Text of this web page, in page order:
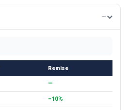
—
Remise
—
−10%